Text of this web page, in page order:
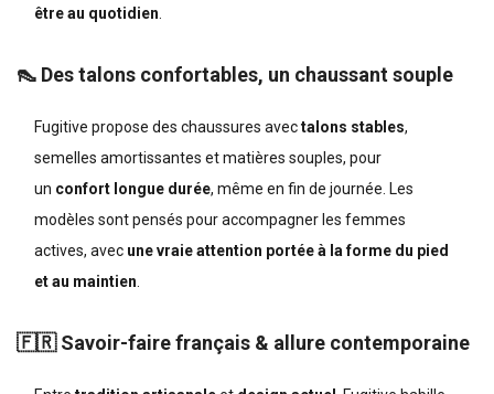
être au quotidien
👠 Des talons confortables, un chaussant souple
Fugitive propose des chaussures avectalons stables,
semelles amortissantes et matières souples, pour
un confort longue durée, même en fin de journée. Les
modèles sont pensés pour accompagner les femmes
actives, avec une vraie attention portée à la forme du pied
et au maintien
🇫🇷 Savoir-faire français & allure contemporaine